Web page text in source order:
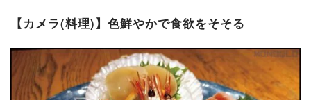
【カメラ(料理)】色鮮やかで食欲をそそる